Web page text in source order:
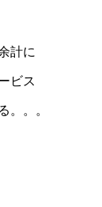
計に
ビス
。。。